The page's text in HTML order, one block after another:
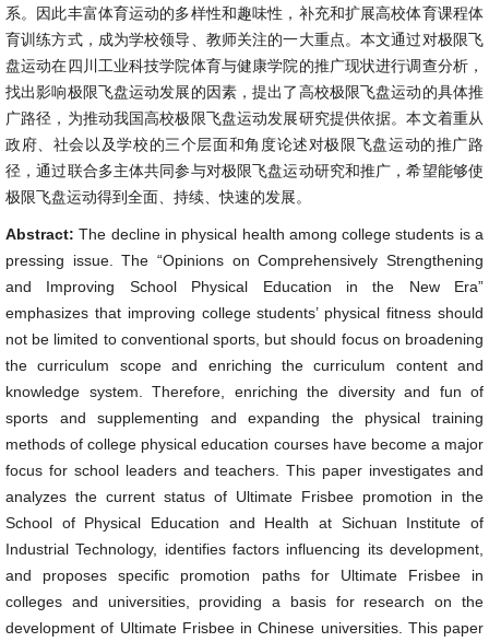
系。因此丰富体育运动的多样性和趣味性，补充和扩展高校体育课程体
育训练方式，成为学校领导、教师关注的一大重点。本文通过对极限飞
盘运动在四川工业科技学院体育与健康学院的推广现状进行调查分析，
找出影响极限飞盘运动发展的因素，提出了高校极限飞盘运动的具体推
广路径，为推动我国高校极限飞盘运动发展研究提供依据。本文着重从
政府、社会以及学校的三个层面和角度论述对极限飞盘运动的推广路
径，通过联合多主体共同参与对极限飞盘运动研究和推广，希望能够使
极限飞盘运动得到全面、持续、快速的发展。
Abstract:The decline in physical health among college students is a
pressing issue. The “Opinions on Comprehensively Strengthening
and Improving School Physical Education in the New Era”
emphasizes that improving college students’ physical fitness should
not be limited to conventional sports, but should focus on broadening
the curriculum scope and enriching the curriculum content and
knowledge system. Therefore, enriching the diversity and fun of
sports and supplementing and expanding the physical training
methods of college physical education courses have become a major
focus for school leaders and teachers. This paper investigates and
analyzes the current status of Ultimate Frisbee promotion in the
School of Physical Education and Health at Sichuan Institute of
Industrial Technology, identifies factors influencing its development,
and proposes specific promotion paths for Ultimate Frisbee in
colleges and universities, providing a basis for research on the
development of Ultimate Frisbee in Chinese universities. This paper